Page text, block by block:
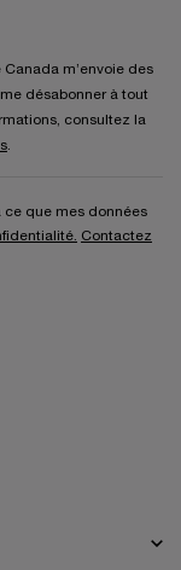
m’envoie des
désabonner à tout
consultez la
ce que mes données
Contactez